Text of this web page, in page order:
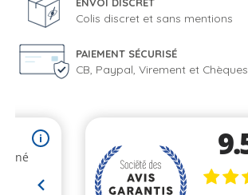
Colis discret et sans mentions
PAIEMENT SÉCURISÉ
CB, Paypal, Virement et Chèques